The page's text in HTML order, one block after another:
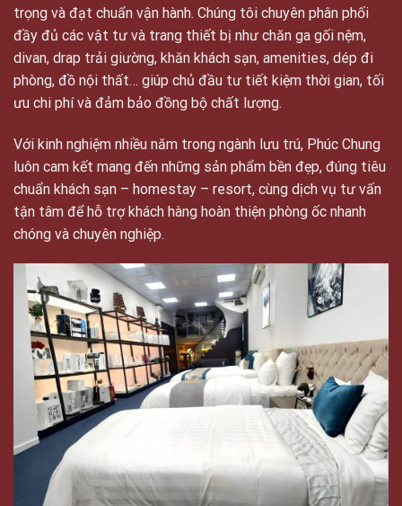
trọng và đạt chuẩn vận hành. Chúng tôi chuyên phân phối
đầy đủ các vật tư và trang thiết bị như chăn ga gối nệm,
divan, drap trải giường, khăn khách sạn, amenities, dép đi
phòng, đồ nội thất… giúp chủ đầu tư tiết kiệm thời gian, tối
ưu chi phí và đảm bảo đồng bộ chất lượng.
Với kinh nghiệm nhiều năm trong ngành lưu trú, Phúc Chung
luôn cam kết mang đến những sản phẩm bền đẹp, đúng tiêu
chuẩn khách sạn – homestay – resort, cùng dịch vụ tư vấn
tận tâm để hỗ trợ khách hàng hoàn thiện phòng ốc nhanh
chóng và chuyên nghiệp.